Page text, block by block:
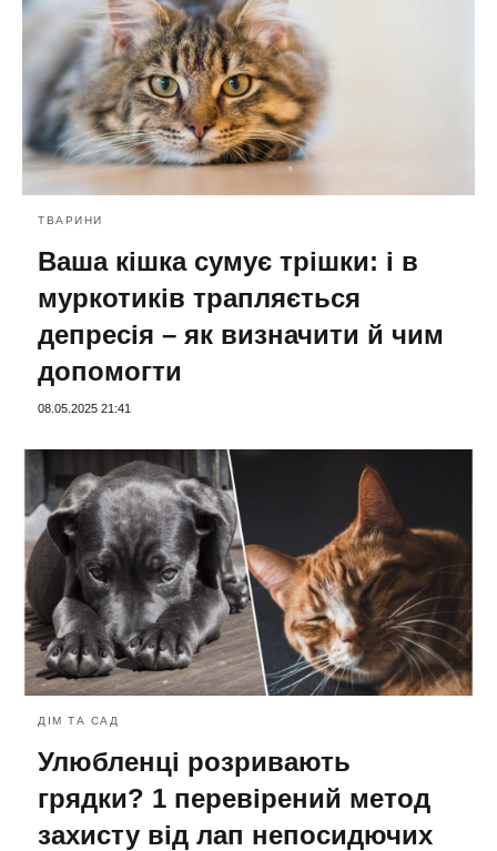
ТВАРИНИ
Ваша кішка сумує трішки: і в
муркотиків трапляється
депресія – як визначити й чим
допомогти
08.05.2025 21:41
ДІМ ТА САД
Улюбленці розривають
грядки? 1 перевірений метод
захисту від лап непосидючих